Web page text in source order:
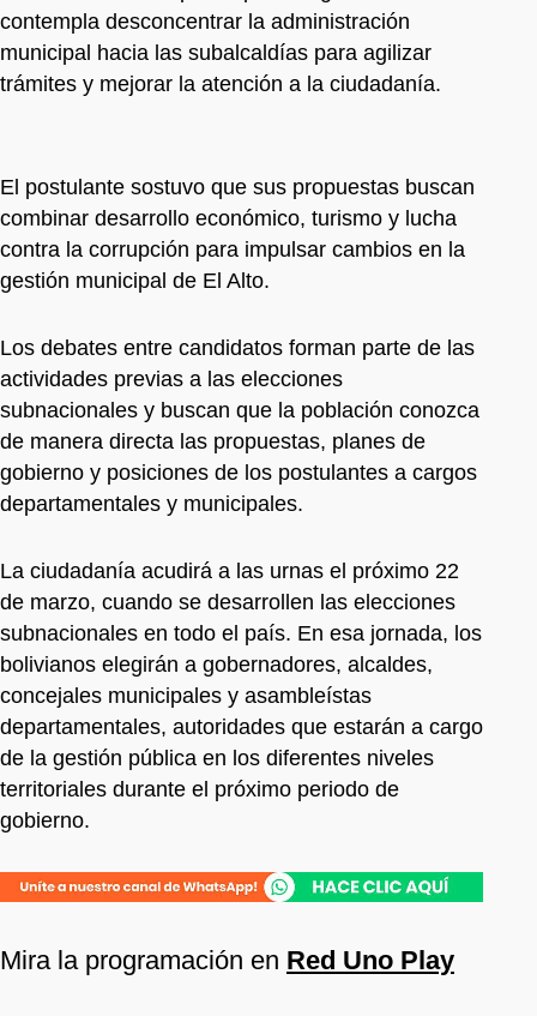
contempla desconcentrar la administración
municipal hacia las subalcaldías para agilizar
trámites y mejorar la atención a la ciudadanía.
El postulante sostuvo que sus propuestas buscan
combinar desarrollo económico, turismo y lucha
contra la corrupción para impulsar cambios en la
gestión municipal de El Alto.
Los debates entre candidatos forman parte de las
actividades previas a las elecciones
subnacionales y buscan que la población conozca
de manera directa las propuestas, planes de
gobierno y posiciones de los postulantes a cargos
departamentales y municipales.
La ciudadanía acudirá a las urnas el próximo 22
de marzo, cuando se desarrollen las elecciones
subnacionales en todo el país. En esa jornada, los
bolivianos elegirán a gobernadores, alcaldes,
concejales municipales y asambleístas
departamentales, autoridades que estarán a cargo
de la gestión pública en los diferentes niveles
territoriales durante el próximo periodo de
gobierno.
Mira la programación en Red Uno Play